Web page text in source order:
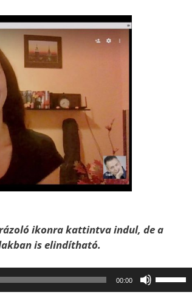
ikonra kattintva indul, de a
is elindítható.
00:00
A
hangerő